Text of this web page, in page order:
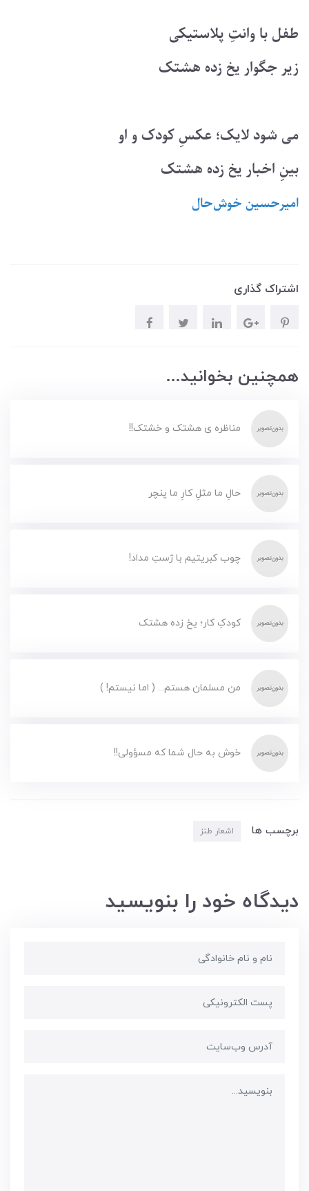
طفل با وانتِ پلاستیکی
زیر جگوار یخ زده هشتک
می شود لایک؛ عکسِ کودک و او
بینِ اخبار یخ زده هشتک
امیرحسین ‌خوش‌حال
اشتراک گذاری
همچنین بخوانید...
مناظره ی هشتک و خشتک!!
حالِ ما مثلِ کارِ ما پنچر
چوب کبریتیم با ژستِ مداد!
کودکِ کار؛ یخ زده هشتک
من مسلمان هستم... ( اما نیستم! )
خوش به حال شما که مسؤولی!!
برچسب ها اشعار طنز
دیدگاه خود را بنویسید